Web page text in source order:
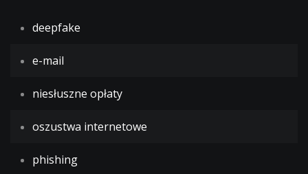
deepfake
e-mail
niesłuszne opłaty
oszustwa internetowe
phishing